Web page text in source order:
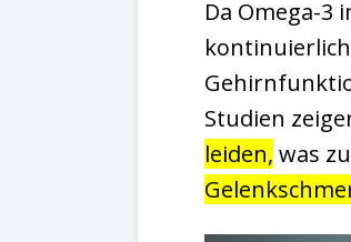
Da Omega-3
Studien
leiden, was